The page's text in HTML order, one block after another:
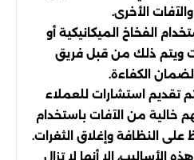
والآفات الأخرى.
الفخاخ الميكانيكية أو
ويتم ذلك من قبل فريق
الكفاءة.
تقديم استشارات للعملاء
خالية من الآفات باستخدام
النظافة وإغلاق الثغرات.
إلا أنها لا تزال